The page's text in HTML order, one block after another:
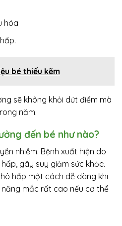
hóa
bé thiếu kẽm
sẽ không khỏi dứt điểm mà
năm.
đến bé như nào?
nhiễm. Bệnh xuất hiện do
gây suy giảm sức khỏe.
hấp một cách dễ dàng khi
mắc rất cao nếu cơ thể